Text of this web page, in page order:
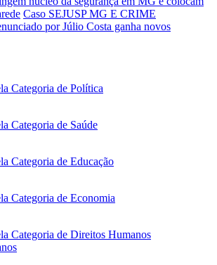
Caso SEJUSP MG E CRIME
por Júlio Costa ganha novos